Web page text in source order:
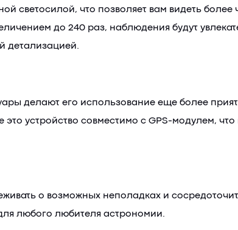
светосилой, что позволяет вам видеть более
до 240 раз, наблюдения будут
детализацией.
делают его использование еще более
устройство совместимо с GPS-модулем, что
о возможных неполадках и
любого любителя астрономии.